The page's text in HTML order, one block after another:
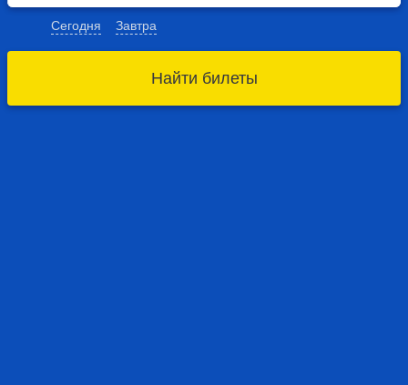
Сегодня Завтра
Найти билеты